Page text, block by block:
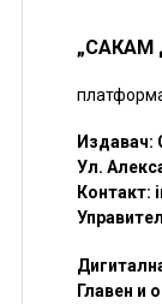
Ул.
Контакт:
Главен и